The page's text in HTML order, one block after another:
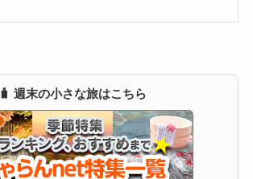
🧳 週末の小さな旅はこちら